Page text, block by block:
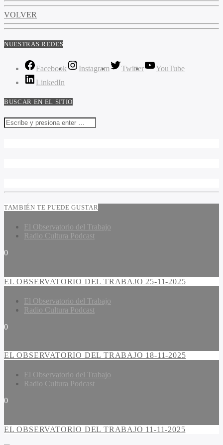
VOLVER
NUESTRAS REDES
Facebook Instagram Twitter
YouTube
LinkedIn
BUSCAR EN EL SITIO
TAMBIÉN TE PUEDE GUSTAR
El Observatorio del Trabajo
Radio Cultura Podcast
0
EL OBSERVATORIO DEL TRABAJO 25-11-2025
El Observatorio del Trabajo
Radio Cultura Podcast
0
EL OBSERVATORIO DEL TRABAJO 18-11-2025
El Observatorio del Trabajo
Radio Cultura Podcast
0
EL OBSERVATORIO DEL TRABAJO 11-11-2025